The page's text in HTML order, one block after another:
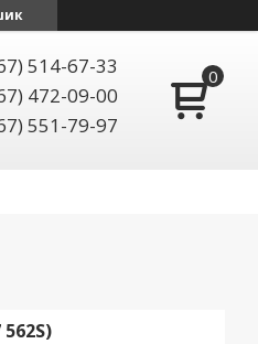
514-67-33
472-09-00
551-79-97